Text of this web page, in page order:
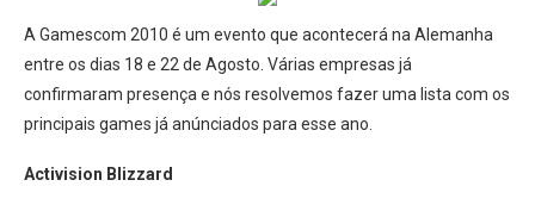
A Gamescom 2010 é um evento que acontecerá na Alemanha
entre os dias 18 e 22 de Agosto. Várias empresas já
confirmaram presença e nós resolvemos fazer uma lista com os
principais games já anúnciados para esse ano.
Activision Blizzard